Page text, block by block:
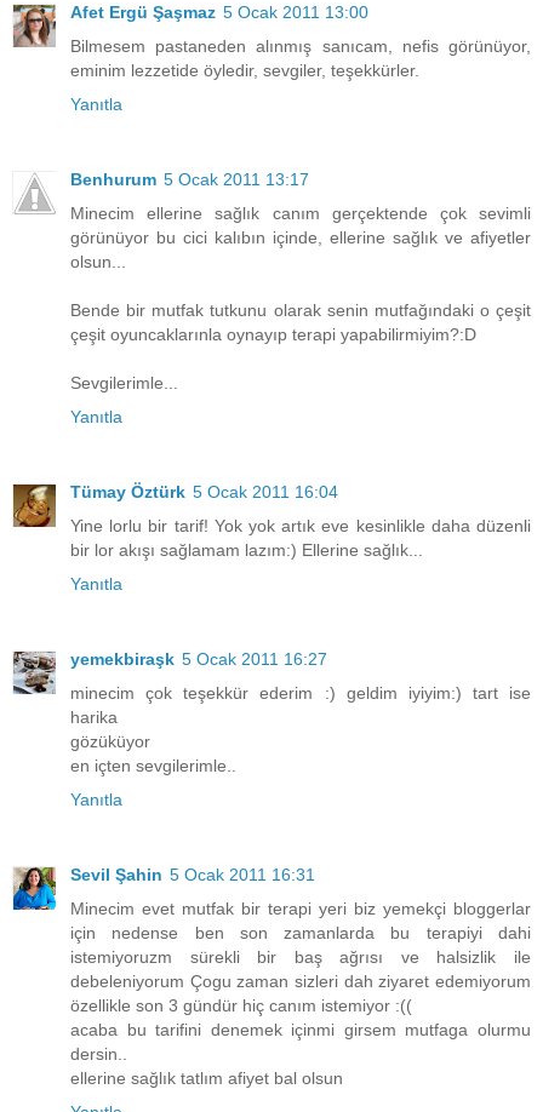
Afet Ergü Şaşmaz 5 Ocak 2011 13:00
Bilmesem pastaneden alınmış sanıcam, nefis görünüyor,
eminim lezzetide öyledir, sevgiler, teşekkürler.
Yanıtla
Benhurum 5 Ocak 2011 13:17
Minecim ellerine sağlık canım gerçektende çok sevimli
görünüyor bu cici kalıbın içinde, ellerine sağlık ve afiyetler
olsun...
Bende bir mutfak tutkunu olarak senin mutfağındaki o çeşit
çeşit oyuncaklarınla oynayıp terapi yapabilirmiyim?:D
Sevgilerimle...
Yanıtla
Tümay Öztürk 5 Ocak 2011 16:04
Yine lorlu bir tarif! Yok yok artık eve kesinlikle daha düzenli
bir lor akışı sağlamam lazım:) Ellerine sağlık...
Yanıtla
yemekbiraşk 5 Ocak 2011 16:27
minecim çok teşekkür ederim :) geldim iyiyim:) tart ise
harika
gözüküyor
en içten sevgilerimle..
Yanıtla
Sevil Şahin 5 Ocak 2011 16:31
Minecim evet mutfak bir terapi yeri biz yemekçi bloggerlar
için nedense ben son zamanlarda bu terapiyi dahi
istemiyoruzm sürekli bir baş ağrısı ve halsizlik ile
debeleniyorum Çogu zaman sizleri dah ziyaret edemiyorum
özellikle son 3 gündür hiç canım istemiyor :((
acaba bu tarifini denemek içinmi girsem mutfaga olurmu
dersin..
ellerine sağlık tatlım afiyet bal olsun